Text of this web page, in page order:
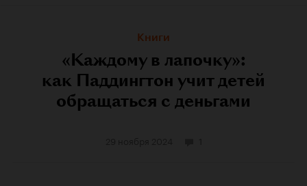
Книги
«Каждому в лапочку»:
как Паддингтон учит детей
обращаться с деньгами